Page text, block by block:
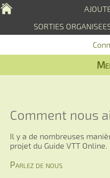
SORTIES
Comment nous
Il y a de nombreuses
projet du Guide VTT Online.
Parlez de nous